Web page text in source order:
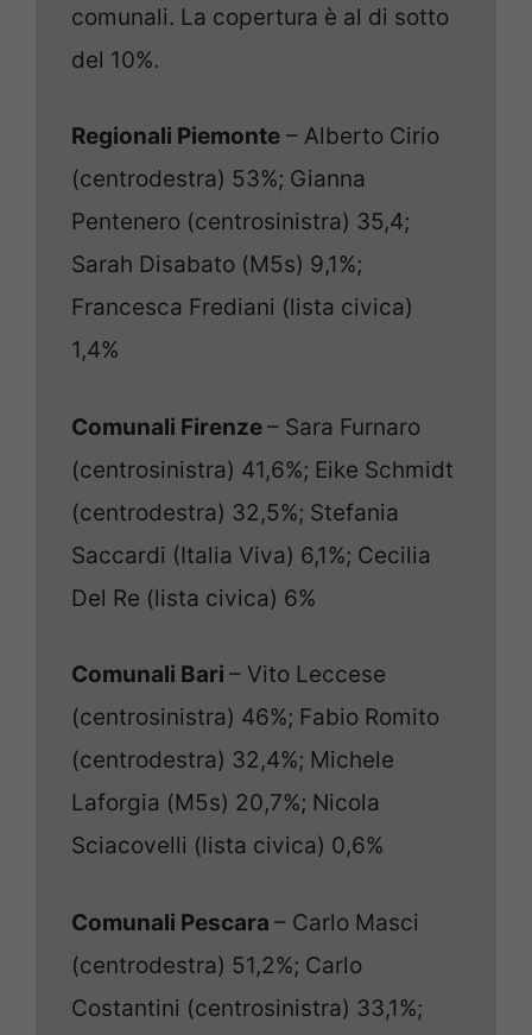
comunali. La copertura è al di sotto
del 10%.
Regionali Piemonte – Alberto Cirio
(centrodestra) 53%; Gianna
Pentenero (centrosinistra) 35,4;
Sarah Disabato (M5s) 9,1%;
Francesca Frediani (lista civica)
1,4%
Comunali Firenze– Sara Furnaro
(centrosinistra) 41,6%; Eike Schmidt
(centrodestra) 32,5%; Stefania
Saccardi (Italia Viva) 6,1%; Cecilia
Del Re (lista civica) 6%
Comunali Bari – Vito Leccese
(centrosinistra) 46%; Fabio Romito
(centrodestra) 32,4%; Michele
Laforgia (M5s) 20,7%; Nicola
Sciacovelli (lista civica) 0,6%
Comunali Pescara – Carlo Masci
(centrodestra) 51,2%; Carlo
Costantini (centrosinistra) 33,1%;